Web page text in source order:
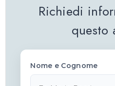
Richiedi
questo
Nome e Cognome